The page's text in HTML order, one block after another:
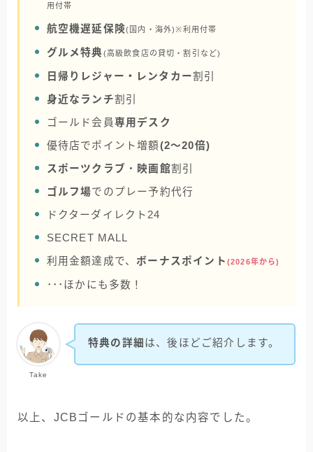
用付帯
航空機遅延保険(国内・海外)※利用付帯
グルメ特典(高級飲食店の貸切・割引など)
日帰りレジャー・レンタカー割引
身近なランチ割引
ゴールド会員専用デスク
優待店でポイント増額(2～20倍)
スポーツクラブ ・ 映画館割引
ゴルフ場でのプレー予約代行
ドクターダイレクト24
SECRET MALL
利用金額達成で、ボーナスポイント (2026年から)
･･･ほかにも多数！
Take
特典の詳細 は、後ほどご紹介します。
以上、JCBゴールドの基本的な内容でした。